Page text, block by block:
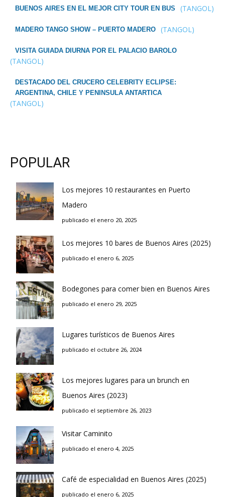
BUENOS AIRES EN EL MEJOR CITY TOUR EN BUS (TANGOL)
MADERO TANGO SHOW – PUERTO MADERO (TANGOL)
VISITA GUIADA DIURNA POR EL PALACIO BAROLO
(TANGOL)
DESTACADO DEL CRUCERO CELEBRITY ECLIPSE:
ARGENTINA, CHILE Y PENINSULA ANTARTICA
(TANGOL)
POPULAR
Los mejores 10 restaurantes en Puerto
Madero
publicado el enero 20, 2025
Los mejores 10 bares de Buenos Aires (2025)
publicado el enero 6, 2025
Bodegones para comer bien en Buenos Aires
publicado el enero 29, 2025
Lugares turísticos de Buenos Aires
publicado el octubre 26, 2024
Los mejores lugares para un brunch en
Buenos Aires (2023)
publicado el septiembre 26, 2023
Visitar Caminito
publicado el enero 4, 2025
Café de especialidad en Buenos Aires (2025)
publicado el enero 6, 2025